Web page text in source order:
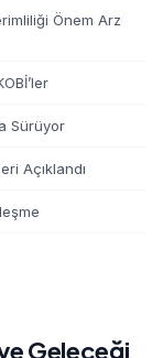
Geleceği
Önem Arz
Sürüyor
Açıklandı